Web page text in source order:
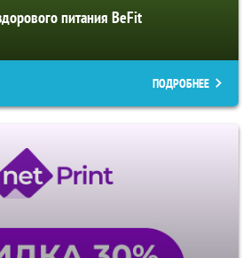
питания BeFit
ПОДРОБНЕЕ